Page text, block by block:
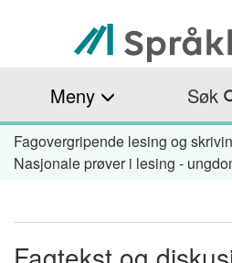
hovedinnhold
Meny Søk
Navigasjonssti
Fagovergripende lesing og
Nasjonale prøver i lesing -